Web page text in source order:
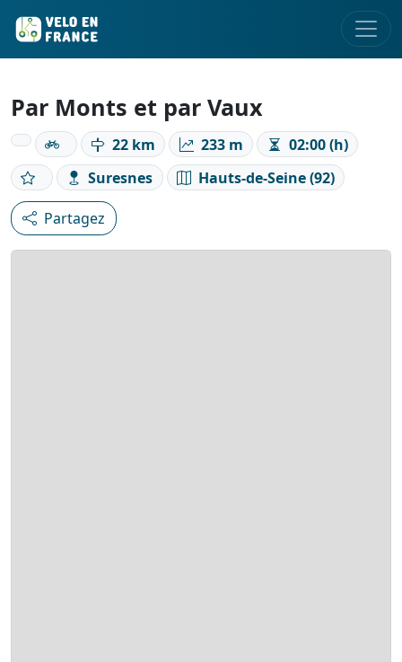
Par Monts et par Vaux
22 km 233 m
02:00 (h)
Suresnes
Hauts-de-Seine (92)
Partagez